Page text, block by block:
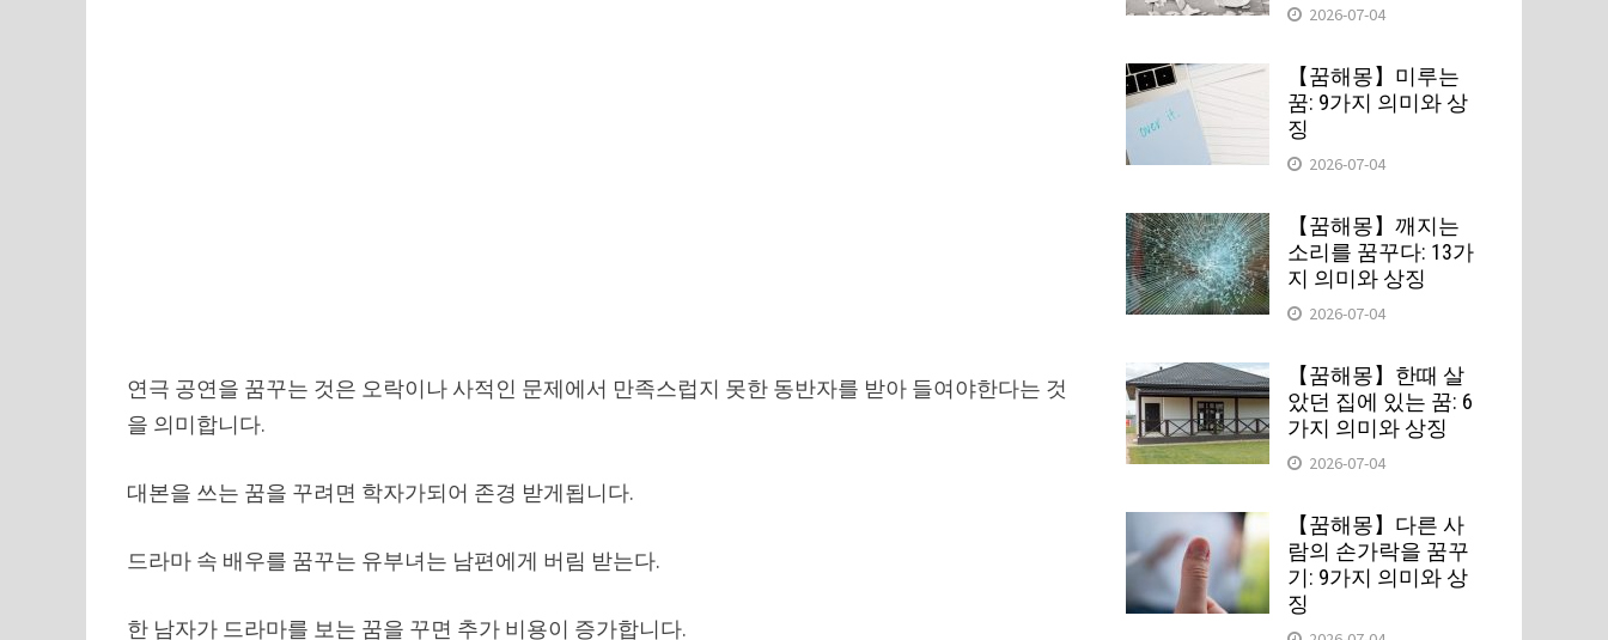
연극 공연을 꿈꾸는 것은 오락이나 사적인 문제에서 만족스럽지 못한 동반자를 받아 들여야한다는 것
을 의미합니다.
대본을 쓰는 꿈을 꾸려면 학자가되어 존경 받게됩니다.
드라마 속 배우를 꿈꾸는 유부녀는 남편에게 버림 받는다.
한 남자가 드라마를 보는 꿈을 꾸면 추가 비용이 증가합니다.
2026-07-04
【꿈해몽】미루는
꿈: 9가지 의미와 상
징
2026-07-04
【꿈해몽】깨지는
소리를 꿈꾸다: 13가
지 의미와 상징
2026-07-04
【꿈해몽】한때 살
았던 집에 있는 꿈: 6
가지 의미와 상징
2026-07-04
【꿈해몽】다른 사
람의 손가락을 꿈꾸
기: 9가지 의미와 상
징